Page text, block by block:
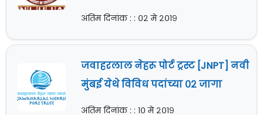
अंतिम दिनांक : : ०२ मे २०१९
जवाहरलाल नेहरू पोर्ट ट्रस्ट [JNPT] नवी
मुंबई येथे विविध पदांच्या ०२ जागा
अंतिम दिनांक : : १० मे २०१९